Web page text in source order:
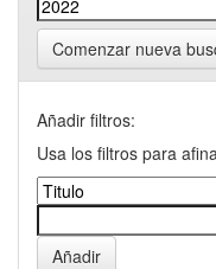
Comenzar nueva
Añadir filtros:
Usa los filtros para